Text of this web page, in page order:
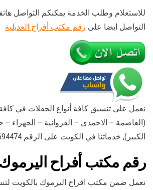
للاستعلام وطلب الخدمة يمكنكم التواصل
التواصل ايضا على رقم مكتب أفراح العديلية
نعمل على تنسيق كافة أنواع الحفلات في
(العاصمة – الاحمدي – الفروانية – الجهراء
الكبير), خدماتنا في الكويت على الرقم 69694474 خدمة 24 ساعة.
رقم مكتب أفراح اليرموك
نعمل ضمن مكتب افراح اليرموك بالكويت